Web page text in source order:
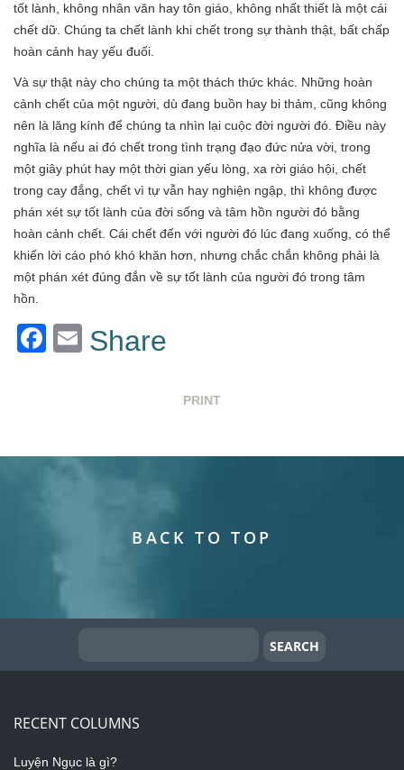
tốt lành, không nhân văn hay tôn giáo, không nhất thiết là một cái
chết dữ. Chúng ta chết lành khi chết trong sự thành thật, bất chấp
hoàn cảnh hay yếu đuối.
Và sự thật này cho chúng ta một thách thức khác. Những hoàn
cảnh chết của một người, dù đang buồn hay bi thảm, cũng không
nên là lăng kính để chúng ta nhìn lại cuộc đời người đó. Điều này
nghĩa là nếu ai đó chết trong tình trạng đạo đức nửa vời, trong
một giây phút hay một thời gian yếu lòng, xa rời giáo hội, chết
trong cay đắng, chết vì tự vẫn hay nghiện ngập, thì không được
phán xét sự tốt lành của đời sống và tâm hồn người đó bằng
hoàn cảnh chết. Cái chết đến với người đó lúc đang xuống, có thể
khiến lời cáo phó khó khăn hơn, nhưng chắc chắn không phải là
một phán xét đúng đắn về sự tốt lành của người đó trong tâm
hồn.
Facebook
Email
Share
PRINT
BACK TO TOP
RECENT COLUMNS
Luyện Ngục là gì?